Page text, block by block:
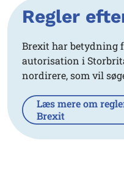
Regler
Brexit har betydning
autorisation i
nordirere, som vil
Læs mere om
Brexit